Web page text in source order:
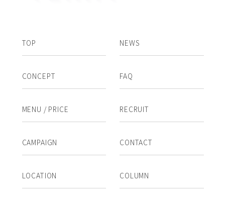
TOP
CONCEPT
MENU / PRICE
CAMPAIGN
LOCATION
NEWS
FAQ
RECRUIT
CONTACT
COLUMN